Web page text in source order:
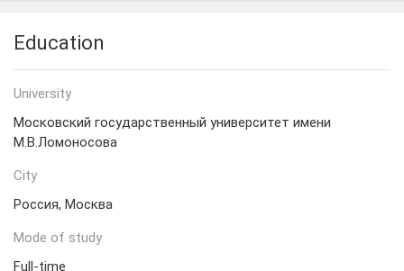
Education
University
Московский государственный университет имени
М.В.Ломоносова
City
Россия, Москва
Mode of study
Full-time